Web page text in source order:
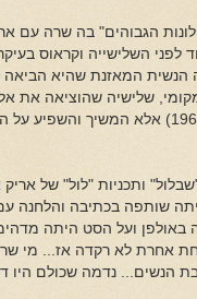
הגבוהים" בה שרה עם
לפני השלישייה וקראוס
הנשית המאזנת שהיא
שלישיה שהוציאה את
עצומה בזמן אמת (1967-1968) אלא
ותכניות "לול" של אריק
שותפה בכתיבה והלחנה עם
באולפן ועל הסט היתה
אחרת לא רקדה אז... מי
הנשים... נדמה שכולם היו